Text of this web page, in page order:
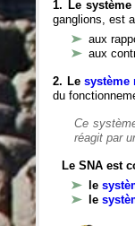
1. Le
ganglions, est
aux
aux
2. Le système
du
Ce
réagit par
Le SNA est
le
le